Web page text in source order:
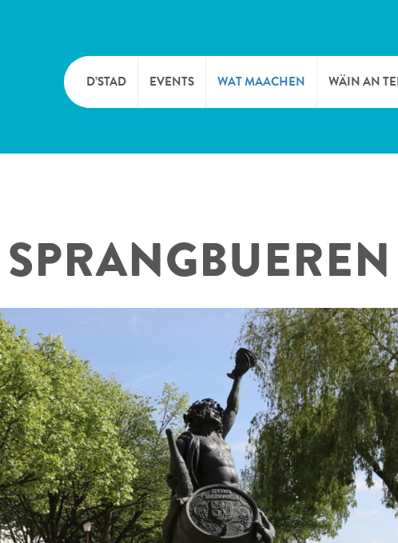
D’STAD
TOURISME
EVENTS WAT MAACHEN
SUMMER DAYS
WINTER DAYS
WÄIN AN